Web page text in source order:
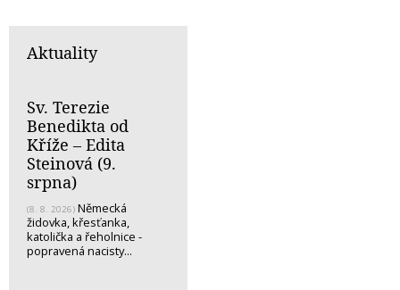
Aktuality
Sv. Terezie
Benedikta od
Kříže – Edita
Steinová (9.
srpna)
(8. 8. 2026) Německá
židovka, křesťanka,
katolička a řeholnice -
popravená nacisty...